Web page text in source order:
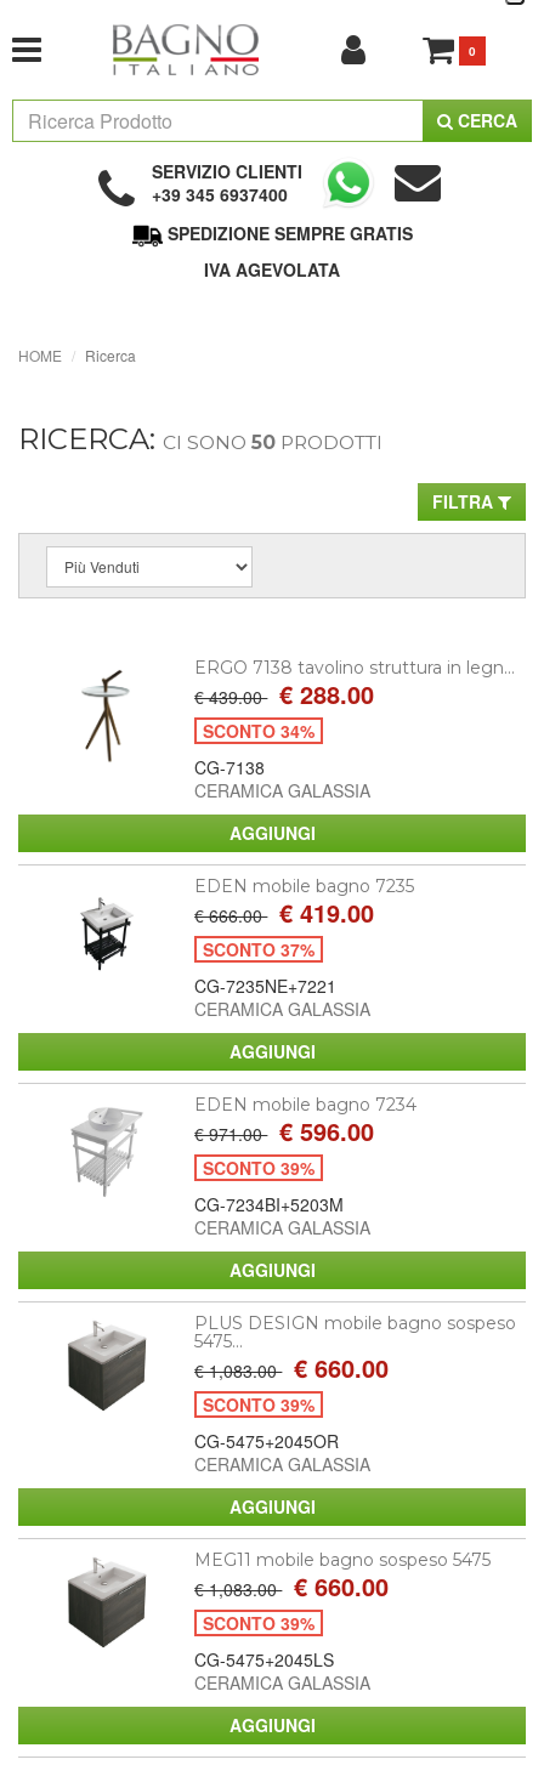
0
CERCA
SERVIZIO CLIENTI
+39 345 6937400
SPEDIZIONE SEMPRE GRATIS
IVA AGEVOLATA
HOME Ricerca
RICERCA: CI SONO 50 PRODOTTI
FILTRA
ERGO 7138 tavolino struttura in legn...
€ 439.00 € 288.00
SCONTO 34%
CG-7138
CERAMICA GALASSIA
EDEN mobile bagno 7235
€ 666.00 € 419.00
SCONTO 37%
CG-7235NE+7221
CERAMICA GALASSIA
EDEN mobile bagno 7234
€ 971.00 € 596.00
SCONTO 39%
CG-7234BI+5203M
CERAMICA GALASSIA
PLUS DESIGN mobile bagno sospeso
5475...
€ 1,083.00 € 660.00
SCONTO 39%
CG-5475+2045OR
CERAMICA GALASSIA
MEG11 mobile bagno sospeso 5475
€ 1,083.00 € 660.00
SCONTO 39%
CG-5475+2045LS
CERAMICA GALASSIA